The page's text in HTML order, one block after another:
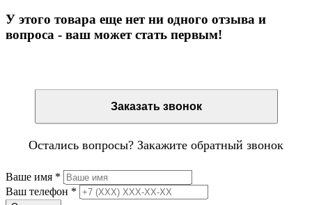
У этого товара еще нет ни одного отзыва и
вопроса - ваш может стать первым!
Заказать звонок
Остались вопросы? Закажите обратный звонок
Ваше имя *
Ваш телефон *